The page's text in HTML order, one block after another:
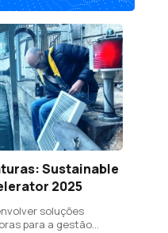
Sustainable
2025
soluções
para a gestão